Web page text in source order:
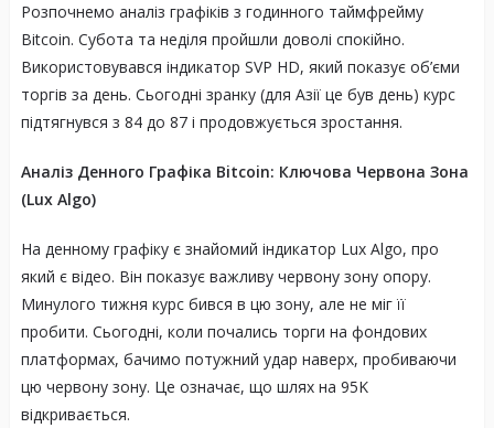
Розпочнемо аналіз графіків з годинного таймфрейму
Bitcoin. Субота та неділя пройшли доволі спокійно.
Використовувався індикатор SVP HD, який показує об’єми
торгів за день. Сьогодні зранку (для Азії це був день) курс
підтягнувся з 84 до 87 і продовжується зростання.
Аналіз Денного Графіка Bitcoin: Ключова Червона Зона
(Lux Algo)
На денному графіку є знайомий індикатор Lux Algo, про
який є відео. Він показує важливу червону зону опору.
Минулого тижня курс бився в цю зону, але не міг її
пробити. Сьогодні, коли почались торги на фондових
платформах, бачимо потужний удар наверх, пробиваючи
цю червону зону. Це означає, що шлях на 95K
відкривається.